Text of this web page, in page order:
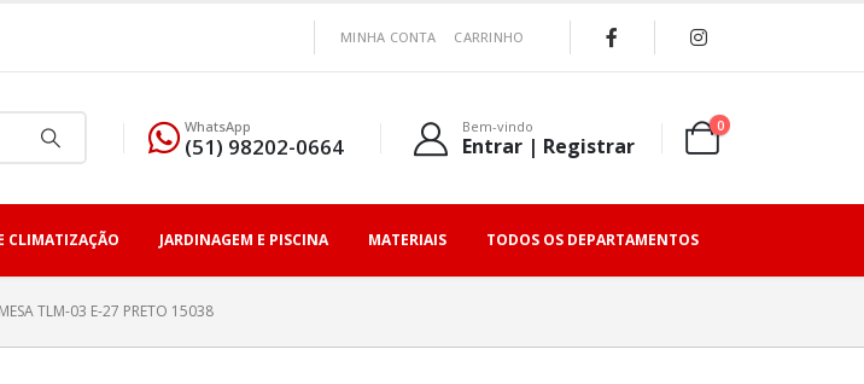
MINHA CONTA CARRINHO
WhatsApp
(51) 98202-0664
Bem-vindo
Entrar | Registrar
0
CLIMATIZAÇÃO JARDINAGEM E PISCINA MATERIAIS TODOS OS DEPARTAMENTOS
TLM-03 E-27 PRETO 15038